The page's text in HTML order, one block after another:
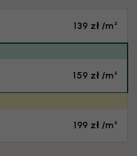
139 zł /m²
159 zł /m²
199 zł /m²